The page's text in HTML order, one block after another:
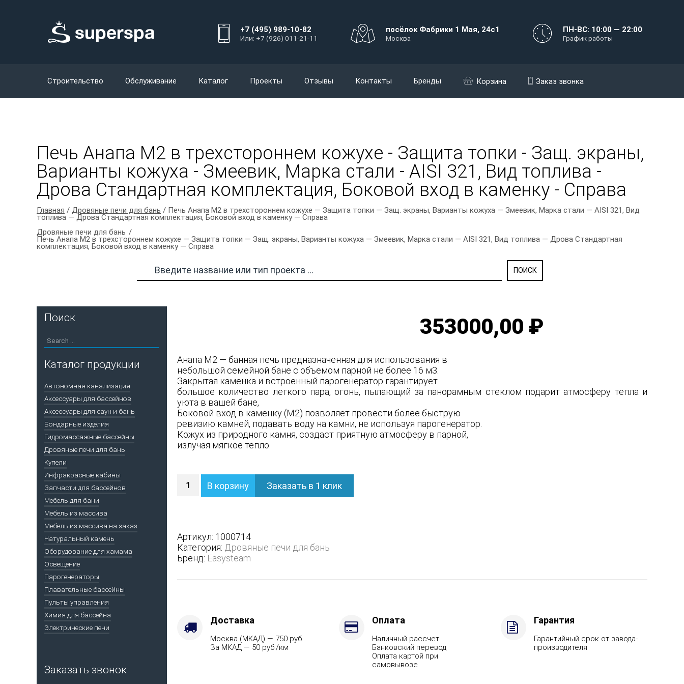
+7 (495) 989-10-82
Или: +7 (926) 011-21-11
посёлок Фабрики 1 Мая, 24с1
Москва
ПН-ВС: 10:00 — 22:00
График работы
Строительство Обслуживание Каталог Проекты Отзывы Контакты Бренды Корзина Заказ звонка
Печь Анапа М2 в трехстороннем кожухе - Защита топки - Защ. экраны,
Варианты кожуха - Змеевик, Марка стали - AISI 321, Вид топлива -
Дрова Стандартная комплектация, Боковой вход в каменку - Справа
Главная / Дровяные печи для бань / Печь Анапа М2 в трехстороннем кожухе — Защита топки — Защ. экраны, Варианты кожуха — Змеевик, Марка стали — AISI 321, Вид
топлива — Дрова Стандартная комплектация, Боковой вход в каменку — Справа
Дровяные печи для бань
Печь Анапа М2 в трехстороннем кожухе — Защита топки — Защ. экраны, Варианты кожуха — Змеевик, Марка стали — AISI 321, Вид топлива — Дрова Стандартная
комплектация, Боковой вход в каменку — Справа
353000,00 ₽
Анапа М2 — банная печь предназначенная для использования в
небольшой семейной бане с объемом парной не более 16 м3.
Закрытая каменка и встроенный парогенератор гарантирует
большое количество легкого пара, огонь, пылающий за панорамным стеклом подарит атмосферу тепла и
уюта в вашей бане,
Боковой вход в каменку (М2) позволяет провести более быструю
ревизию камней, подавать воду на камни, не используя парогенератор.
Кожух из природного камня, создаст приятную атмосферу в парной,
излучая мягкое тепло.
Печь
Анапа
трехстороннем
кожухе
-
Защита
Варианты
кожуха
Змеевик,
В корзину Заказать в 1 клик
Артикул: 1000714
Категория: Дровяные печи для бань
Бренд: Easysteam
Доставка
Москва (МКАД) — 750 руб.
За МКАД — 50 руб./км
Оплата
Наличный рассчет
Банковский перевод
Оплата картой при
самовывозе
Гарантия
Гарантийный срок от завода-
производителя
Поиск
Каталог продукции
Автономная канализация
Аксессуары для бассейнов
Аксессуары для саун и бань
Бондарные изделия
Гидромассажные бассейны
Дровяные печи для бань
Купели
Инфракрасные кабины
Запчасти для бассейнов
Мебель для бани
Мебель из массива
Мебель из массива на заказ
Натуральный камень
Оборудование для хамама
Освещение
Парогенераторы
Плавательные бассейны
Пульты управления
Химия для бассейна
Электрические печи
Заказать звонок